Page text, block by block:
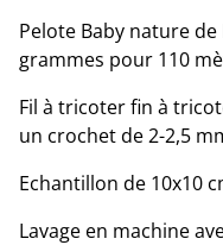
Pelote Baby nature de
grammes pour 110
Fil à tricoter fin à
un crochet de 2-2,5
Echantillon de 10x10
Lavage en machine